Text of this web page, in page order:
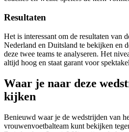
Resultaten
Het is interessant om de resultaten van
Nederland en Duitsland te bekijken en
deze twee teams te analyseren. Het
altijd hoog en staat garant voor
Waar je naar deze
kijken
Benieuwd waar je de wedstrijden van
vrouwenvoetbalteam kunt bekijken